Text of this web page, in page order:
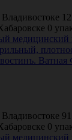
0
медицинский
Ватная
0
медицинский